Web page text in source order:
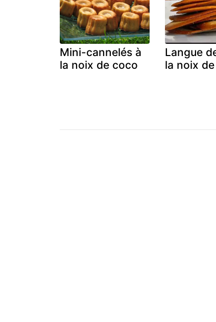
Mini-cannelés à
la noix de coco
Langue
la noix